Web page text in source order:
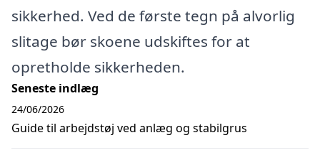
sikkerhed. Ved de første tegn på alvorlig
slitage bør skoene udskiftes for at
opretholde sikkerheden.
Seneste indlæg
Guide til arbejdstøj ved anlæg og stabilgrus
24/06/2026